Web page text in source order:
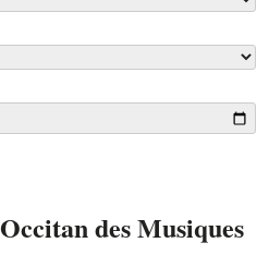
des Musiques